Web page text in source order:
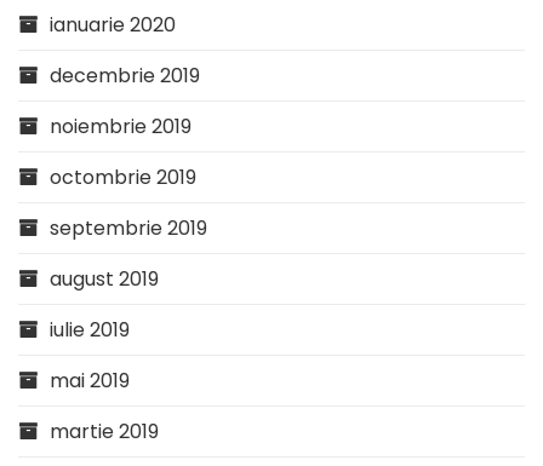
ianuarie 2020
decembrie 2019
noiembrie 2019
octombrie 2019
septembrie 2019
august 2019
iulie 2019
mai 2019
martie 2019